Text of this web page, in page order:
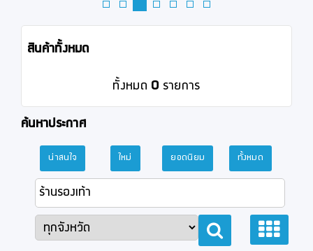
สินค้าทั้งหมด
ทั้งหมด 0 รายการ
ค้นหาประกาศ
น่าสนใจ ใหม่ ยอดนิยม ทั้งหมด